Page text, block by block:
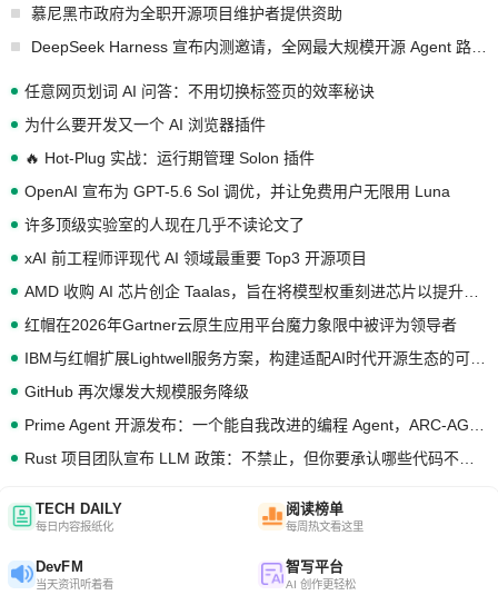
慕尼黑市政府为全职开源项目维护者提供资助
任意网页划词 AI 问答：不用切换标签页的效率秘诀
为什么要开发又一个 AI 浏览器插件
🔥 Hot-Plug 实战：运行期管理 Solon 插件
OpenAI 宣布为 GPT-5.6 Sol 调优，并让免费用户无限用 Luna
许多顶级实验室的人现在几乎不读论文了
xAI 前工程师评现代 AI 领域最重要 Top3 开源项目
红帽在2026年Gartner云原生应用平台魔力象限中被评为领导者
GitHub 再次爆发大规模服务降级
TECH DAILY
每日内容报纸化
阅读榜单
每周热文看这里
DevFM
当天资讯听着看
智写平台
AI 创作更轻松